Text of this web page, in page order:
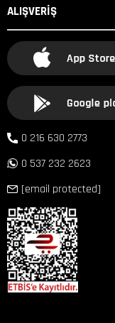
ALIŞVERİŞ
0 216 630 2773
0 537 232 2623
[email protected]